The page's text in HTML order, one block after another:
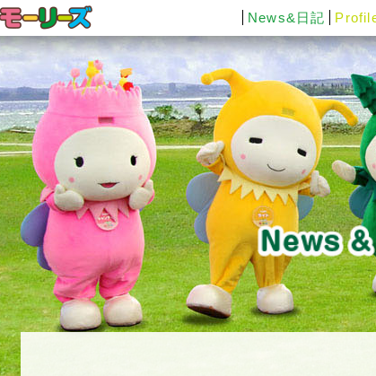
News&日記